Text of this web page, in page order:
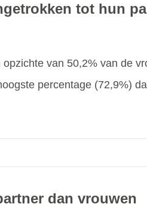
tot hun
van 50,2% van de
percentage (72,9%)
dan vrouwen